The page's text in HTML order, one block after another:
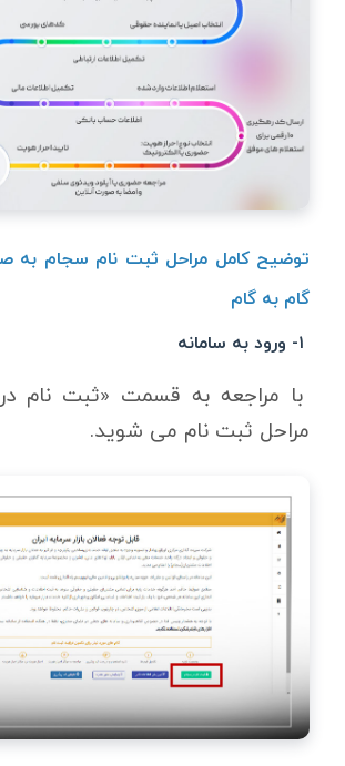
توضیح کامل مراحل ثبت نام سجام به
گام به گام
با مراجعه به قسمت «ثبت نام
مراحل ثبت نام می شوید.